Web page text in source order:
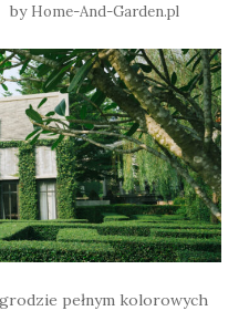
by Home-And-Garden.pl
pełnym kolorowych